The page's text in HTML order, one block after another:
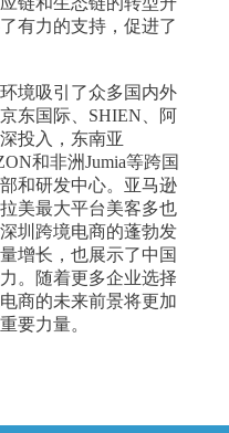
有力的支持，促进了
境吸引了众多国内外
东国际、SHIEN、阿
投入，东南亚
和非洲Jumia等跨国
和研发中心。亚马逊
美最大平台美客多也
圳跨境电商的蓬勃发
增长，也展示了中国
。随着更多企业选择
商的未来前景将更加
要力量。